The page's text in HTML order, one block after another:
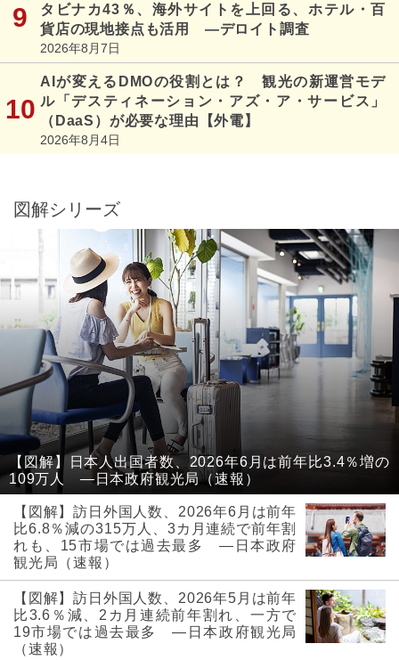
タビナカ43％、海外サイトを上回る、ホテル・百
貨店の現地接点も活用 ―デロイト調査
2026年8月7日
AIが変えるDMOの役割とは？ 観光の新運営モデ
ル「デスティネーション・アズ・ア・サービス」
（DaaS）が必要な理由【外電】
2026年8月4日
図解シリーズ
【図解】日本人出国者数、2026年6月は前年比3.4％増の
109万人 ―日本政府観光局（速報）
【図解】訪日外国人数、2026年6月は前年
比6.8％減の315万人、3カ月連続で前年割
れも、15市場では過去最多 ―日本政府
観光局（速報）
【図解】訪日外国人数、2026年5月は前年
比3.6％減、2カ月連続前年割れ、一方で
19市場では過去最多 ―日本政府観光局
（速報）